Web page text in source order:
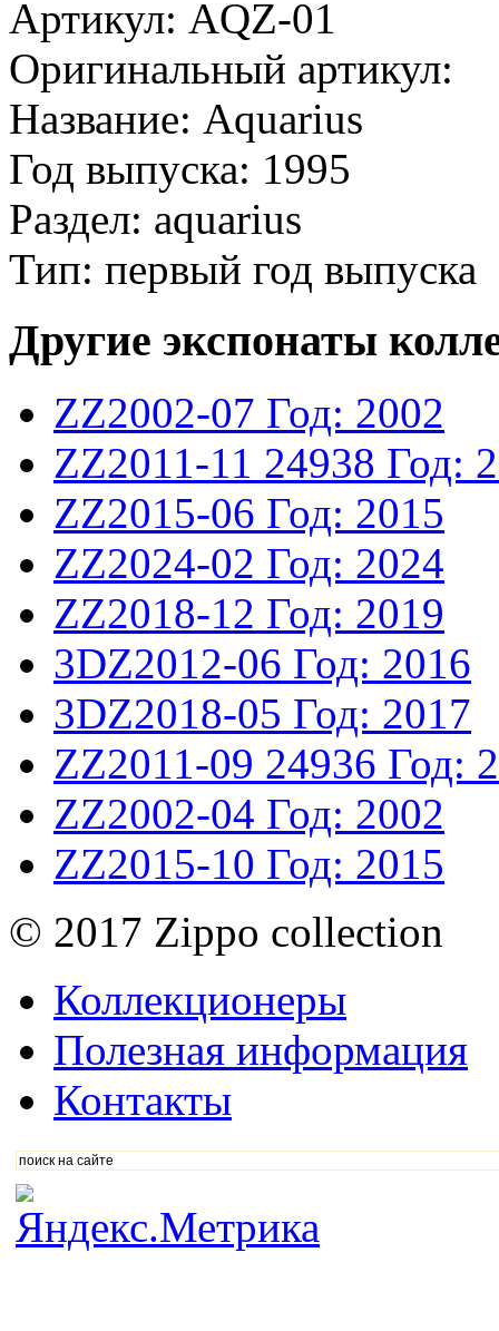
Артикул: AQZ-01
Оригинальный артикул:
Название: Aquarius
Год выпуска: 1995
Раздел: aquarius
Тип: первый год выпуска
Другие экспонаты
ZZ2002-07 Год: 2002
ZZ2011-11 24938 Год:
ZZ2015-06 Год: 2015
ZZ2024-02 Год: 2024
ZZ2018-12 Год: 2019
3DZ2012-06 Год: 2016
3DZ2018-05 Год: 2017
ZZ2011-09 24936 Год:
ZZ2002-04 Год: 2002
ZZ2015-10 Год: 2015
© 2017 Zippo collection
Коллекционеры
Полезная информация
Контакты